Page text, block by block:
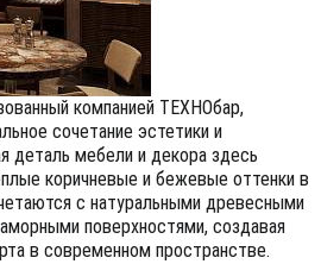
компанией ТЕХНОбар,
сочетание эстетики и
деталь мебели и декора здесь
коричневые и бежевые оттенки в
с натуральными древесными
поверхностями, создавая
в современном пространстве.